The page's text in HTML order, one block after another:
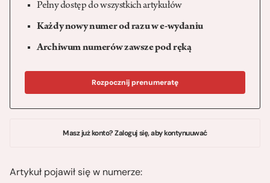
Pełny dostęp do wszystkich artykułów
Każdy nowy numer od razu w e-wydaniu
Archiwum numerów zawsze pod ręką
Rozpocznij prenumeratę
Masz już konto? Zaloguj się, aby kontynuuwać
Artykuł pojawił się w numerze: